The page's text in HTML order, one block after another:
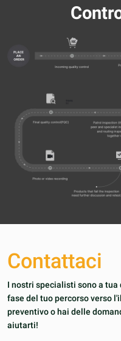
Contattaci
I nostri specialisti sono a
fase del tuo percorso verso
preventivo o hai delle
aiutarti!